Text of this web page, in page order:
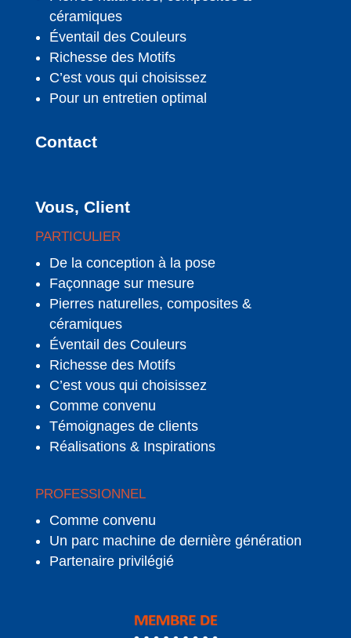
céramiques
Éventail des Couleurs
Richesse des Motifs
C’est vous qui choisissez
Pour un entretien optimal
Contact
Vous, Client
PARTICULIER
De la conception à la pose
Façonnage sur mesure
Pierres naturelles, composites &
céramiques
Éventail des Couleurs
Richesse des Motifs
C’est vous qui choisissez
Comme convenu
Témoignages de clients
Réalisations & Inspirations
PROFESSIONNEL
Comme convenu
Un parc machine de dernière génération
Partenaire privilégié